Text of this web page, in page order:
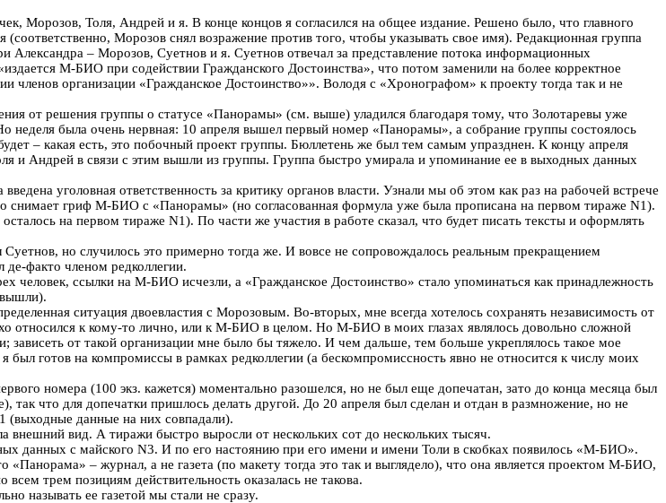
Морозов, Толя, Андрей и я. В конце концов я согласился на общее издание. Решено было, что главного
Морозов снял возражение против того, чтобы указывать свое имя). Редакционная группа
– Морозов, Суетнов и я. Суетнов отвечал за представление потока информационных
М-БИО при содействии Гражданского Достоинства», что потом заменили на более корректное
членов организации «Гражданское Достоинство»». Володя с «Хронографом» к проекту тогда так и не
от решения группы о статусе «Панорамы» (см. выше) уладился благодаря тому, что Золотаревы уже
неделя была очень нервная: 10 апреля вышел первый номер «Панорамы», а собрание группы состоялось
– какая есть, это побочный проект группы. Бюллетень же был тем самым упразднен. К концу апреля
и Андрей в связи с этим вышли из группы. Группа быстро умирала и упоминание ее в выходных данных
уголовная ответственность за критику органов власти. Узнали мы об этом как раз на рабочей встрече
снимает гриф М-БИО с «Панорамы» (но согласованная формула уже была прописана на первом тираже N1).
на первом тираже N1). По части же участия в работе сказал, что будет писать тексты и оформлять
но случилось это примерно тогда же. И вовсе не сопровождалось реальным прекращением
факто членом редколлегии.
человек, ссылки на М-БИО исчезли, а «Гражданское Достоинство» стало упоминаться как принадлежность
ситуация двоевластия с Морозовым. Во-вторых, мне всегда хотелось сохранять независимость от
относился к кому-то лично, или к М-БИО в целом. Но М-БИО в моих глазах являлось довольно сложной
зависеть от такой организации мне было бы тяжело. И чем дальше, тем больше укреплялось такое мое
готов на компромиссы в рамках редколлегии (а бескомпромиссность явно не относится к числу моих
номера (100 экз. кажется) моментально разошелся, но не был еще допечатан, зато до конца месяца был
так что для допечатки пришлось делать другой. До 20 апреля был сделан и отдан в размножение, но не
данные на них совпадали).
вид. А тиражи быстро выросли от нескольких сот до нескольких тысяч.
данных с майского N3. И по его настоянию при его имени и имени Толи в скобках появилось «М-БИО».
– журнал, а не газета (по макету тогда это так и выглядело), что она является проектом М-БИО,
трем позициям действительность оказалась не такова.
называть ее газетой мы стали не сразу.